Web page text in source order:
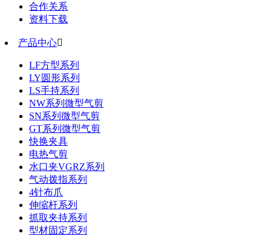
合作关系
资料下载
产品中心
LF方型系列
LY圆形系列
LS手持系列
NW系列微型气剪
SN系列微型气剪
GT系列微型气剪
快换夹具
电热气剪
水口夹VGRZ系列
气动拨指系列
4针布爪
伸缩杆系列
抓取夹持系列
型材固定系列